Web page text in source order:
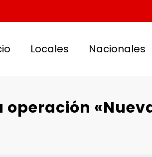
Locales Nacionales